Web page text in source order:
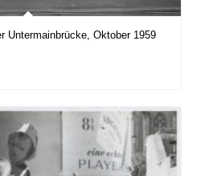
Untermainbrücke, Oktober 1959